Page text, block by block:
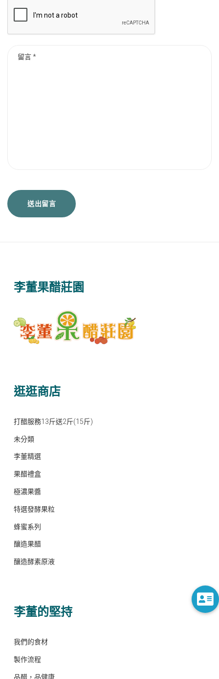
李董果醋莊園
逛逛商店
打醋服務13斤送2斤(15斤)
未分類
李董精選
果醋禮盒
極濃果醬
特選發酵果粒
蜂蜜系列
釀造果醋
釀造酵素原液
李董的堅持
我們的食材
製作流程
品醋，品健康